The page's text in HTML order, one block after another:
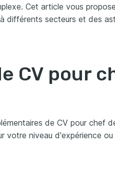
Cet article vous
différents secteurs et des
CV pour
de CV pour chef
votre niveau d'expérience